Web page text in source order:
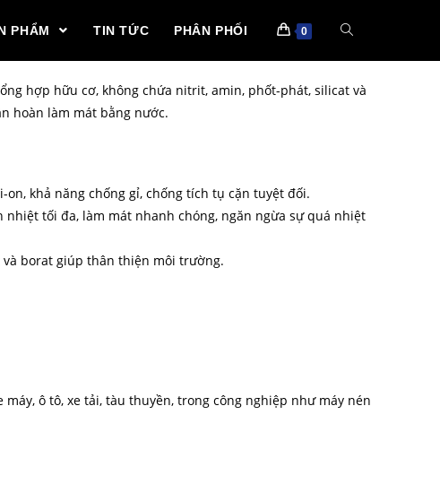
PHẨM TIN TỨC PHÂN PHỐI 0
hợp hữu cơ, không chứa nitrit, amin, phốt-phát, silicat và
hoàn làm mát bằng nước.
khả năng chống gỉ, chống tích tụ cặn tuyệt đối.
tối đa, làm mát nhanh chóng, ngăn ngừa sự quá nhiệt
borat giúp thân thiện môi trường.
ô tô, xe tải, tàu thuyền, trong công nghiệp như máy nén